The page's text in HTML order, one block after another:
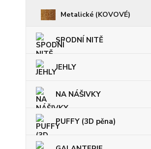
Metalické (KOVOVÉ)
SPODNÍ NITĚ
JEHLY
NA NÁŠIVKY
PUFFY (3D pěna)